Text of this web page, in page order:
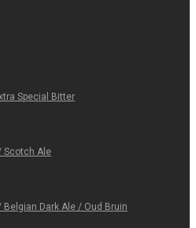
Special Bitter
Scotch Ale
Belgian Dark Ale / Oud Bruin